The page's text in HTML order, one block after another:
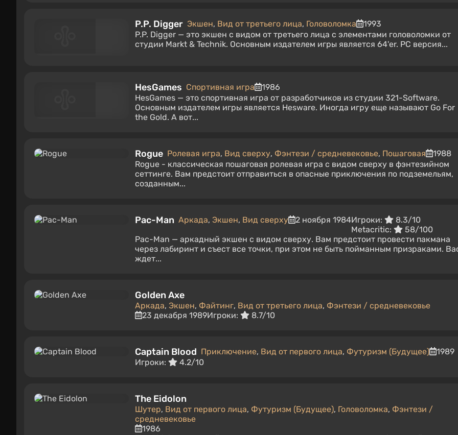
P.P. Digger Экшен, Вид от третьего лица, Головоломка
1993
P.P. Digger — это экшен с видом от третьего лица с элементами головоломки от
студии Markt & Technik. Основным издателем игры является 64'er. PC версия...
HesGames Спортивная игра
1986
HesGames — это спортивная игра от разработчиков из студии 321-Software.
Основным издателем игры является Hesware. Иногда игру еще называют Go For
the Gold. А вот...
Rogue Ролевая игра, Вид сверху, Фэнтези / средневековье, Пошаговая
1988
Rogue - классическая пошаговая ролевая игра с видом сверху в фэнтезийном
сеттинге. Вам предстоит отправиться в опасные приключения по подземельям,
созданным...
Pac-Man Аркада, Экшен, Вид сверху 2 ноября 1984Игроки:
8.3/10
Metacritic:
58/100
Pac-Man — аркадный экшен с видом сверху. Вам предстоит провести пакмана
через лабиринт и съест все точки, при этом не быть пойманным призраками.
ждет...
Golden Axe
Аркада, Экшен, Файтинг, Вид от третьего лица, Фэнтези / средневековье
23 декабря 1989Игроки: 8.7/10
Captain Blood Приключение, Вид от первого лица, Футуризм (Будущее)
1989
Игроки:
4.2/10
The Eidolon
Шутер, Вид от первого лица, Футуризм (Будущее), Головоломка, Фэнтези /
средневековье
1986